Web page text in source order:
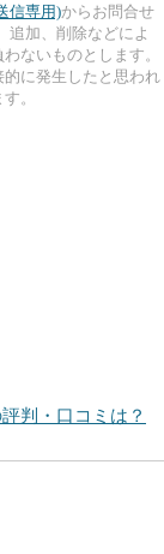
信専用)からお問合せ
追加、削除などによ
ないものとします。
に発生したと思われ
。
判・口コミは？